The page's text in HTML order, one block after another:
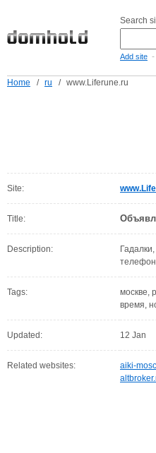
Search
Add site -
Home / ru / www.Liferune.ru
Site:
Title:
Description:
Tags:
москве,
время,
Updated: 12 Jan
Related websites: aiki-